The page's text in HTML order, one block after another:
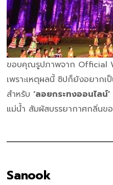
ขอบคุณรูปภาพจาก Official
เพราะเหตุผลนี้ ซิปก็ยังอยากเ
สำหรับ ‘ลอยกระทงออนไลน์’
แม่น้ำ สัมผัสบรรยากาศกลิ่นข
Sanook